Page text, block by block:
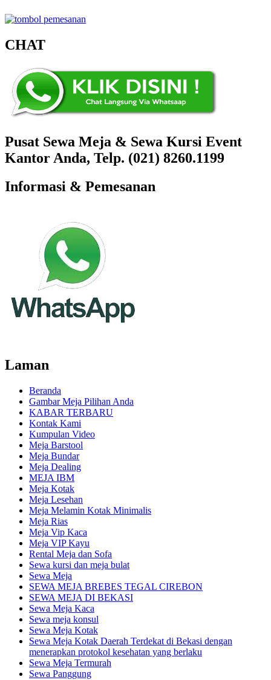
CHAT
Pusat Sewa Meja & Sewa Kursi Event
Kantor Anda, Telp. (021) 8260.1199
Informasi & Pemesanan
Laman
Beranda
Gambar Meja Pilihan Anda
KABAR TERBARU
Kontak Kami
Kumpulan Video
Meja Barstool
Meja Bundar
Meja Dealing
MEJA IBM
Meja Kotak
Meja Lesehan
Meja Melamin Kotak Minimalis
Meja Rias
Meja Vip Kaca
Meja VIP Kayu
Rental Meja dan Sofa
Sewa kursi dan meja bulat
Sewa Meja
SEWA MEJA BREBES TEGAL CIREBON
SEWA MEJA DI BEKASI
Sewa Meja Kaca
Sewa meja konsul
Sewa Meja Kotak
Sewa Meja Kotak Daerah Terdekat di Bekasi dengan
menerapkan protokol kesehatan yang berlaku
Sewa Meja Termurah
Sewa Panggung